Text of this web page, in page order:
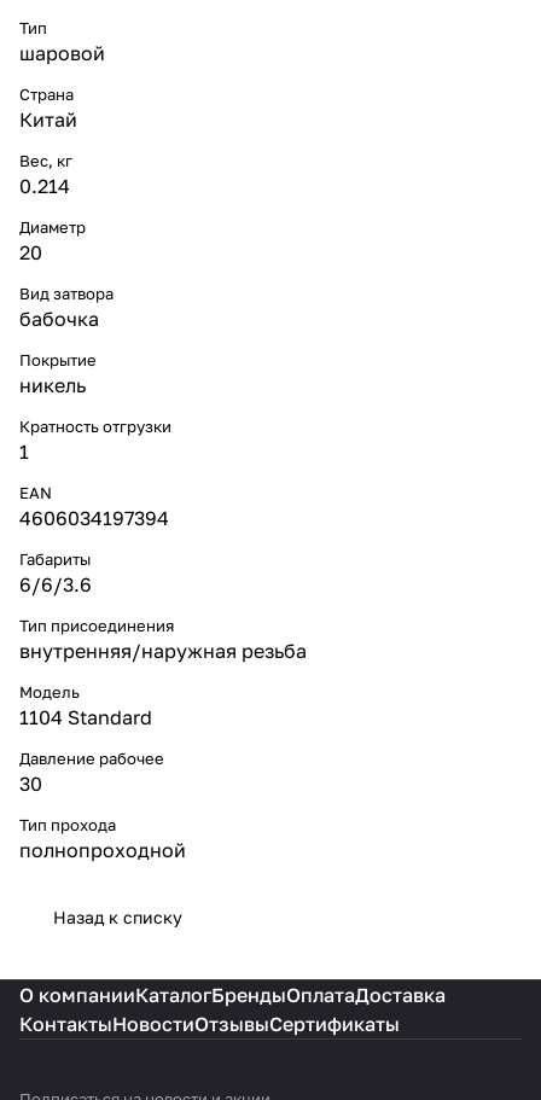
Тип
шаровой
Страна
Китай
Вес, кг
0.214
Диаметр
20
Вид затвора
бабочка
Покрытие
никель
Кратность отгрузки
1
EAN
4606034197394
Габариты
6/6/3.6
Тип присоединения
внутренняя/наружная резьба
Модель
1104 Standard
Давление рабочее
30
Тип прохода
полнопроходной
Назад к списку
О компанииКаталогБрендыОплатаДоставка
КонтактыНовостиОтзывыСертификаты